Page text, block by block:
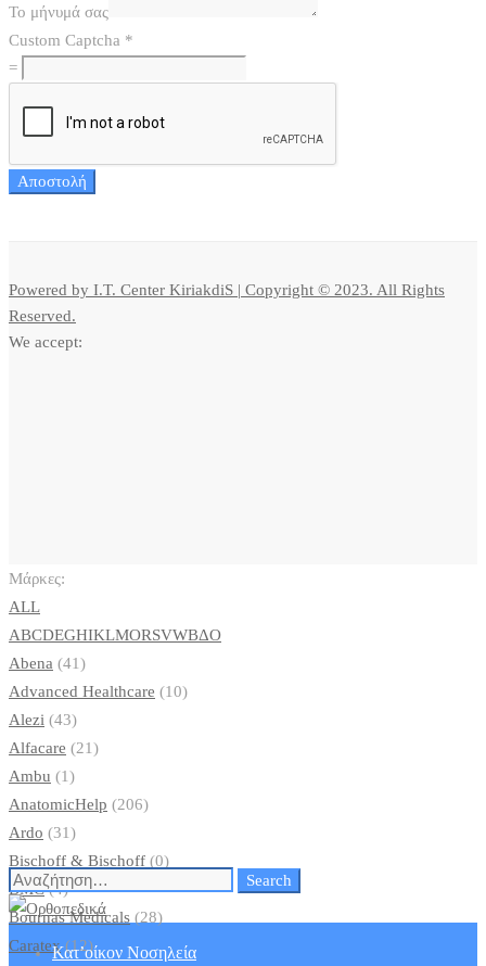
Το μήνυμά σας
Custom Captcha *
=
Αποστολή
Powered by I.T. Center KiriakdiS | Copyright © 2023. All Rights
Reserved.
We accept:
Μάρκες:
ALL
ABCDEGHIKLMORSVWΒΔΟ
Abena (41)
Advanced Healthcare (10)
Alezi (43)
Alfacare (21)
Ambu (1)
AnatomicHelp (206)
Ardo (31)
Bischoff & Bischoff (0)
BMC(4)
Bournas Medicals (28)
Caratex(12)
Search
for:
Search
Κατ’οίκον Νοσηλεία